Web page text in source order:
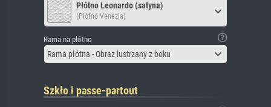
Płótno Leonardo (satyna)
(Płótno Venezia)
Rama na płótno
Rama płótna - Obraz lustrzany z boku
Szkło i passe-partout